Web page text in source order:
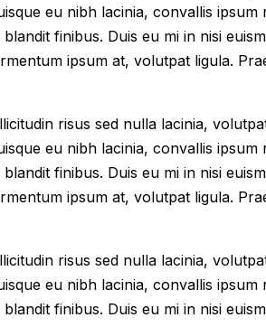
eu nibh lacinia, convallis
finibus. Duis eu mi in nisi
ipsum at, volutpat ligula.
risus sed nulla lacinia,
eu nibh lacinia, convallis
finibus. Duis eu mi in nisi
ipsum at, volutpat ligula.
risus sed nulla lacinia,
eu nibh lacinia, convallis
finibus. Duis eu mi in nisi